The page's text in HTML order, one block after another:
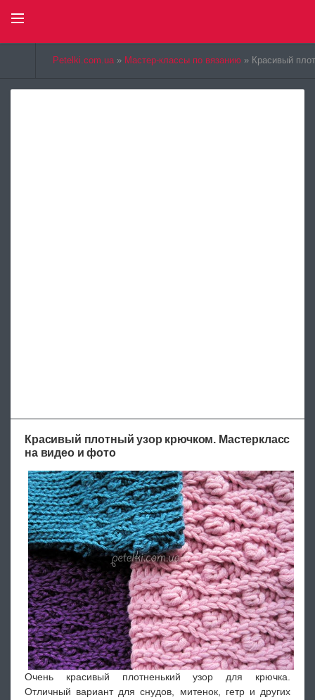
Petelki.com.ua» Мастер-классы по вязанию » Красивый
Красивый плотный узор крючком. Мастеркласс
на видео и фото
Очень красивый плотненький узор для крючка.
Отличный вариант для снудов, митенок, гетр и других